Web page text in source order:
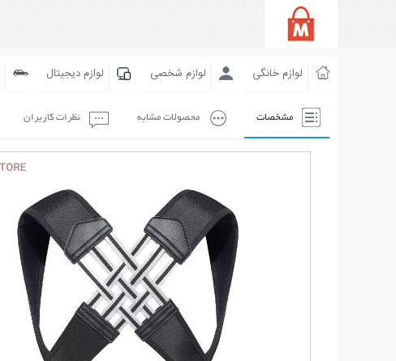
لوازم خانگی لوازم شخصی لوازم دیجیتال
مشخصات محصولات مشابه نظرات کاربران